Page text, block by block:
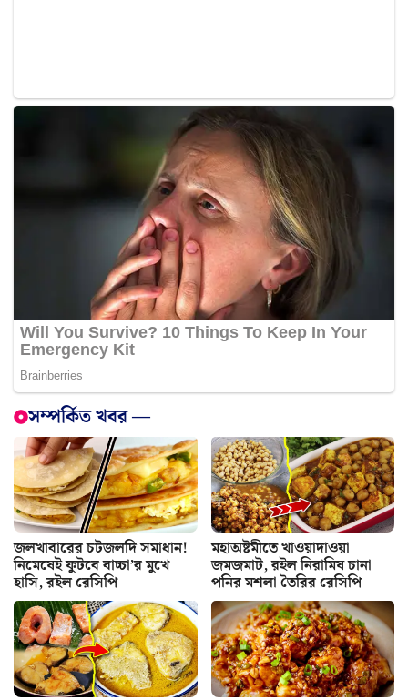
সম্পর্কিত খবর —
জলখাবারের চটজলদি সমাধান!
নিমেষেই ফুটবে বাচ্চা’র মুখে
হাসি, রইল রেসিপি
মহাঅষ্টমীতে খাওয়াদাওয়া
জমজমাট, রইল নিরামিষ চানা
পনির মশলা তৈরির রেসিপি